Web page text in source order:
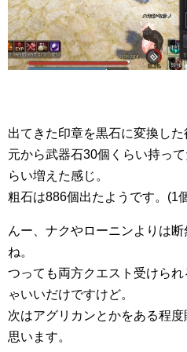
出てきた印章を黒石に変換した
元から武器石30個くらい持っ
らい増えた感じ。
粗石は886個出たようです。(1
んー、ナクやローニンよりは
ね。
つっても両方クエスト受けら
ゃいいだけですけど。
次はアグリカンとかをある程
思います。